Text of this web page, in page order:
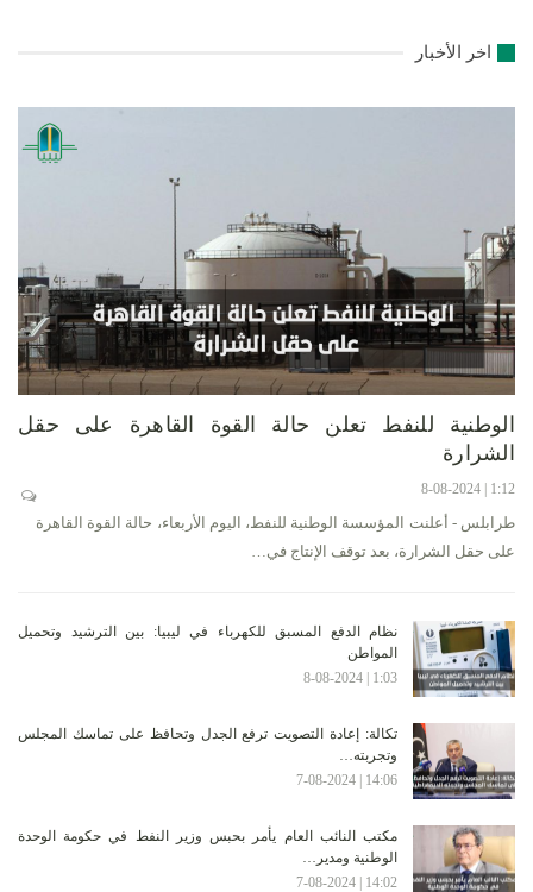
اخر الأخبار
الوطنية للنفط تعلن حالة القوة القاهرة على حقل
الشرارة
1:12 | 8-08-2024
طرابلس - أعلنت المؤسسة الوطنية للنفط، اليوم الأربعاء، حالة القوة القاهرة
على حقل الشرارة، بعد توقف الإنتاج في…
نظام الدفع المسبق للكهرباء في ليبيا: بين الترشيد وتحميل
المواطن
1:03 | 8-08-2024
تكالة: إعادة التصويت ترفع الجدل وتحافظ على تماسك المجلس
وتجربته…
14:06 | 7-08-2024
مكتب النائب العام يأمر بحبس وزير النفط في حكومة الوحدة
الوطنية ومدير…
14:02 | 7-08-2024